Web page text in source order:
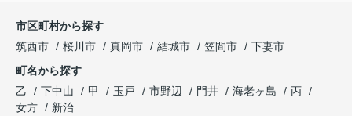
市区町村から探す
筑西市
桜川市 真岡市 結城市 笠間市
下妻市
町名から探す
乙
下中山 甲 玉戸 市野辺 門井 海老ヶ島
丙
女方
新治